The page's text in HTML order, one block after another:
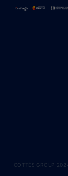
COTTÉS GROUP